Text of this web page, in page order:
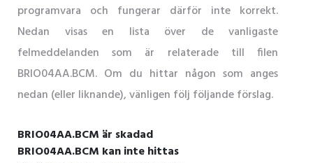
programvara och fungerar därför inte korrekt.
Nedan visas en lista över de vanligaste
felmeddelanden som är relaterade till filen
BRIO04AA.BCM. Om du hittar någon som anges
nedan (eller liknande), vänligen följ följande förslag.
BRIO04AA.BCM är skadad
BRIO04AA.BCM kan inte hittas